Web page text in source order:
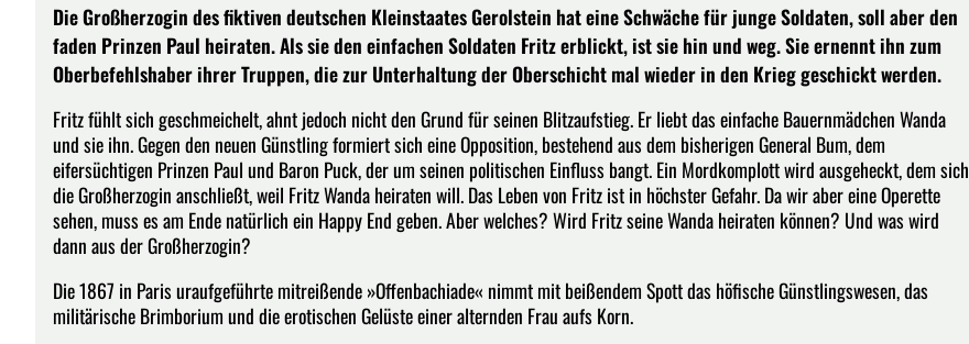
Die Großherzogin des fiktiven deutschen Kleinstaates Gerolstein hat eine Schwäche für junge Soldaten, soll aber den
faden Prinzen Paul heiraten. Als sie den einfachen Soldaten Fritz erblickt, ist sie hin und weg. Sie ernennt ihn zum
Oberbefehlshaber ihrer Truppen, die zur Unterhaltung der Oberschicht mal wieder in den Krieg geschickt werden.
Fritz fühlt sich geschmeichelt, ahnt jedoch nicht den Grund für seinen Blitzaufstieg. Er liebt das einfache Bauernmädchen Wanda
und sie ihn. Gegen den neuen Günstling formiert sich eine Opposition, bestehend aus dem bisherigen General Bum, dem
eifersüchtigen Prinzen Paul und Baron Puck, der um seinen politischen Einfluss bangt. Ein Mordkomplott wird ausgeheckt, dem sich
die Großherzogin anschließt, weil Fritz Wanda heiraten will. Das Leben von Fritz ist in höchster Gefahr. Da wir aber eine Operette
sehen, muss es am Ende natürlich ein Happy End geben. Aber welches? Wird Fritz seine Wanda heiraten können? Und was wird
dann aus der Großherzogin?
Die 1867 in Paris uraufgeführte mitreißende »Offenbachiade« nimmt mit beißendem Spott das höfische Günstlingswesen, das
militärische Brimborium und die erotischen Gelüste einer alternden Frau aufs Korn.